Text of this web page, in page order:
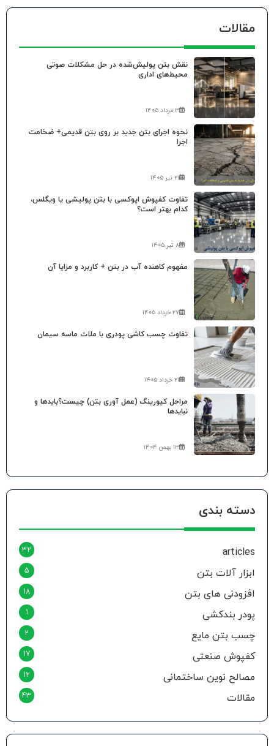
مقالات
نقش بتن پولیش‌شده در حل مشکلات صوتی
محیط‌های اداری
۳ مرداد ۱۴۰۵
نحوه اجرای بتن جدید بر روی بتن قدیمی+ ضخامت
اجرا
۲۱ تیر ۱۴۰۵
تفاوت کفپوش اپوکسی با بتن پولیشی یا ویگلس،
کدام بهتر است؟
۸ تیر ۱۴۰۵
مفهوم کاهنده آب در بتن + کاربرد و مزایا آن
۲۷ خرداد ۱۴۰۵
تفاوت چسب کاشی پودری با ملات ماسه سیمان
۲۱ خرداد ۱۴۰۵
مراحل کیورینگ (عمل آوری بتن) چیست؟بایدها و
نبایدها
۱۳ بهمن ۱۴۰۴
دسته بندی
articles
32
ابزار آلات بتن 5
افزودنی های بتن 18
پودر بندکشی 1
چسب بتن مایع 2
کفپوش صنعتی 17
مصالح نوین ساختمانی 12
مقالات 43